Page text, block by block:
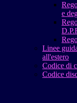
e
Linee
all'estero
Codice di
Codice